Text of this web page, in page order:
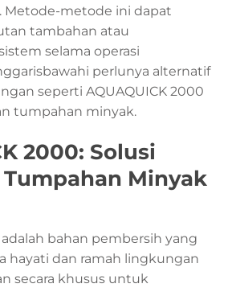
Metode-metode ini dapat
tambahan atau
selama operasi
perlunya alternatif
seperti AQUAQUICK 2000
tumpahan minyak.
2000: Solusi
Minyak
adalah bahan pembersih yang
hayati dan ramah lingkungan
secara khusus untuk